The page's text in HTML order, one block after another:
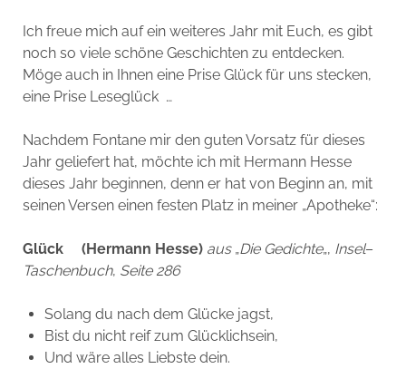
Ich freue mich auf ein weiteres Jahr mit Euch, es gibt
noch so viele schöne Geschichten zu entdecken.
Möge auch in Ihnen eine Prise Glück für uns stecken,
eine Prise Leseglück …
Nachdem Fontane mir den guten Vorsatz für dieses
Jahr geliefert hat, möchte ich mit Hermann Hesse
dieses Jahr beginnen, denn er hat von Beginn an, mit
seinen Versen einen festen Platz in meiner „Apotheke“:
Glück (Hermann Hesse) aus„Die Gedichte„, Insel–
Taschenbuch, Seite 286
Solang du nach dem Glücke jagst,
Bist du nicht reif zum Glücklichsein,
Und wäre alles Liebste dein.